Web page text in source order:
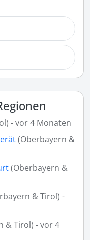
- vor 4 Monaten
(Oberbayern &
(Oberbayern &
& Tirol) -
& Tirol) - vor 4